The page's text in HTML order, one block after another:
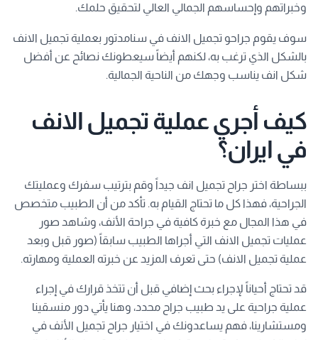
وخبراتهم وإحساسهم الجمالي العالي لتحقيق حلمك.
سوف يقوم جراحو تجميل الانف في سنامدتور بعملية تجميل الانف
بالشكل الذي ترغب به، لكنهم أيضاً سيعطونك نصائح عن أفضل
شكل انف يناسب وجهك من الناحية الجمالية.
كيف أجري عملية تجميل الانف
في ايران؟
ببساطة اختر جراح تجميل انف جيداً وقم بترتيب سفرك وعمليتك
الجراحية، فهذا كل ما تحتاج القيام به. تأكد من أن الطبيب متخصص
في هذا المجال مع خبرة كافية في جراحة الأنف، وشاهد صور
عمليات تجميل الانف التي أجراها الطبيب سابقاً (صور قبل وبعد
عملية تجميل الانف) حتى تعرف المزيد عن خبرته العملية ومهارته.
قد تحتاج أحياناً لإجراء بحث إضافي قبل أن تتخذ قرارك في إجراء
عملية جراحية على يد طبيب جراح محدد، وهنا يأتي دور منسقينا
ومستشارينا، فهم يساعدونك في اختيار جراح تجميل الأنف في